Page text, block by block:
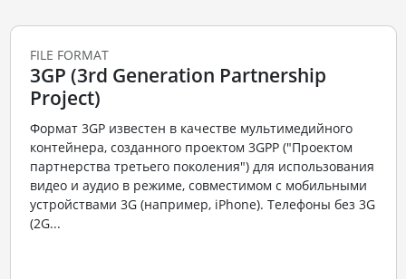
FILE FORMAT
3GP (3rd Generation Partnership
Project)
Формат 3GP известен в качестве мультимедийного
контейнера, созданного проектом 3GPP ("Проектом
партнерства третьего поколения") для использования
видео и аудио в режиме, совместимом с мобильными
устройствами 3G (например, iPhone). Телефоны без 3G
(2G...